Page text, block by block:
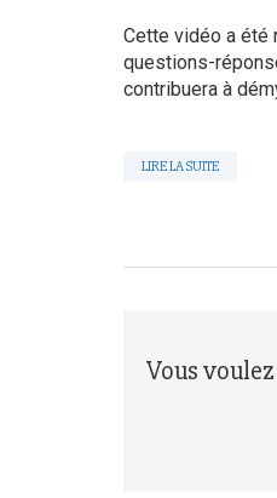
Cette vidéo a été
questions-
contribuera à
LIRE LA SUITE
Vous